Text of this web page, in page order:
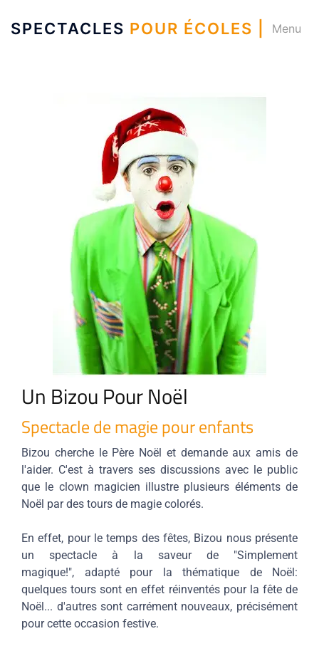
SPECTACLES POUR ÉCOLES | Menu
Un Bizou Pour Noël
Spectacle de magie pour enfants
Bizou cherche le Père Noël et demande aux amis de
l'aider. C'est à travers ses discussions avec le public
que le clown magicien illustre plusieurs éléments de
Noël par des tours de magie colorés.
En effet, pour le temps des fêtes, Bizou nous présente
un spectacle à la saveur de "Simplement
magique!", adapté pour la thématique de Noël:
quelques tours sont en effet réinventés pour la fête de
Noël... d'autres sont carrément nouveaux, précisément
pour cette occasion festive.